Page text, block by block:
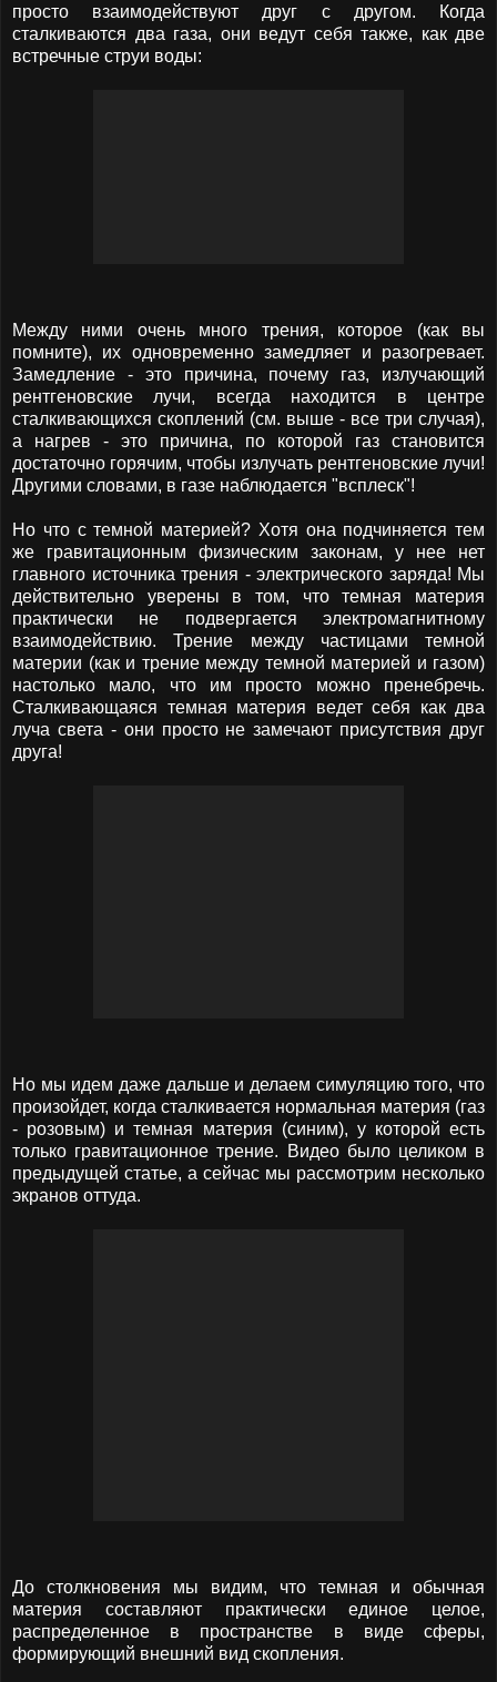
просто взаимодействуют друг с другом. Когда
сталкиваются два газа, они ведут себя также, как две
встречные струи воды:
Между ними очень много трения, которое (как вы
помните), их одновременно замедляет и разогревает.
Замедление - это причина, почему газ, излучающий
рентгеновские лучи, всегда находится в центре
сталкивающихся скоплений (см. выше - все три случая),
а нагрев - это причина, по которой газ становится
достаточно горячим, чтобы излучать рентгеновские лучи!
Другими словами, в газе наблюдается "всплеск"!
Но что с темной материей? Хотя она подчиняется тем
же гравитационным физическим законам, у нее нет
главного источника трения - электрического заряда! Мы
действительно уверены в том, что темная материя
практически не подвергается электромагнитному
взаимодействию. Трение между частицами темной
материи (как и трение между темной материей и газом)
настолько мало, что им просто можно пренебречь.
Сталкивающаяся темная материя ведет себя как два
луча света - они просто не замечают присутствия друг
друга!
Но мы идем даже дальше и делаем симуляцию того, что
произойдет, когда сталкивается нормальная материя (газ
- розовым) и темная материя (синим), у которой есть
только гравитационное трение. Видео было целиком в
предыдущей статье, а сейчас мы рассмотрим несколько
экранов оттуда.
До столкновения мы видим, что темная и обычная
материя составляют практически единое целое,
распределенное в пространстве в виде сферы,
формирующий внешний вид скопления.